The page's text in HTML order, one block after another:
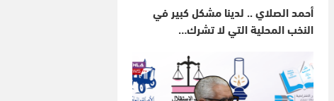
أحمد الصلاي .. لدينا مشكل كبير في
النخب المحلية التي لا تشرك…